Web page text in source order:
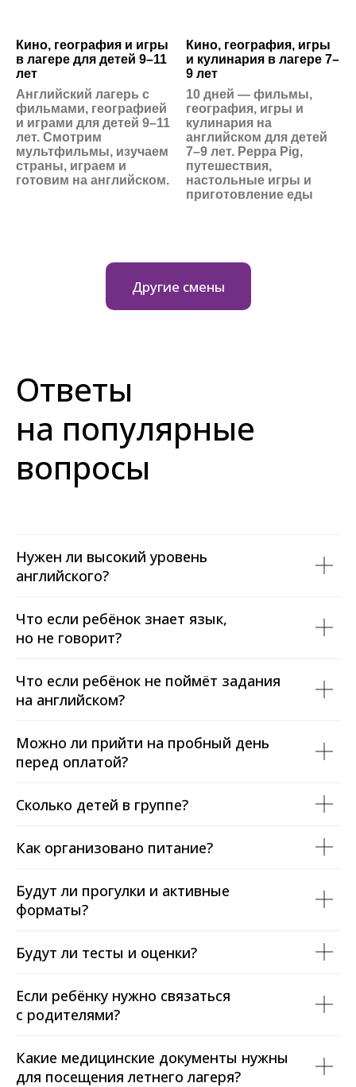
Кино, география и игры
в лагере для детей 9–11
лет
Английский лагерь с
фильмами, географией
и играми для детей 9–11
лет. Смотрим
мультфильмы, изучаем
страны, играем и
готовим на английском.
Кино, география, игры
и кулинария в лагере 7–
9 лет
10 дней — фильмы,
география, игры и
кулинария на
английском для детей
7–9 лет. Peppa Pig,
путешествия,
настольные игры и
приготовление еды
Другие смены
Ответы
на популярные
вопросы
Нужен ли высокий уровень
английского?
Что если ребёнок знает язык,
но не говорит?
Что если ребёнок не поймёт задания
на английском?
Можно ли прийти на пробный день
перед оплатой?
Сколько детей в группе?
Как организовано питание?
Будут ли прогулки и активные
форматы?
Будут ли тесты и оценки?
Если ребёнку нужно связаться
с родителями?
Какие медицинские документы нужны
для посещения летнего лагеря?